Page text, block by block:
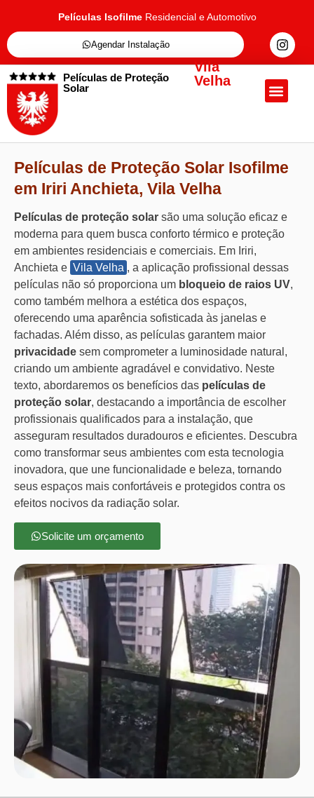
Películas Isofilme Residencial e Automotivo
Agendar Instalação
Películas de Proteção
Solar
Vila
Velha
Películas de Proteção Solar Isofilme
em Iriri Anchieta, Vila Velha
Películas de proteção solar são uma solução eficaz e
moderna para quem busca conforto térmico e proteção
em ambientes residenciais e comerciais. Em Iriri,
Anchieta e Vila Velha , a aplicação profissional dessas
películas não só proporciona um bloqueio de raios UV,
como também melhora a estética dos espaços,
oferecendo uma aparência sofisticada às janelas e
fachadas. Além disso, as películas garantem maior
privacidade sem comprometer a luminosidade natural,
criando um ambiente agradável e convidativo. Neste
texto, abordaremos os benefícios das películas de
proteção solar, destacando a importância de escolher
profissionais qualificados para a instalação, que
asseguram resultados duradouros e eficientes. Descubra
como transformar seus ambientes com esta tecnologia
inovadora, que une funcionalidade e beleza, tornando
seus espaços mais confortáveis e protegidos contra os
efeitos nocivos da radiação solar.
Solicite um orçamento